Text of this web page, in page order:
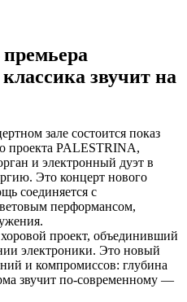
звучит на
зале состоится показ
проекта PALESTRINA,
и электронный дуэт в
Это концерт нового
соединяется с
перформансом,
проект, объединивший
электроники. Это новый
и компромиссов: глубина
звучит по-современному —